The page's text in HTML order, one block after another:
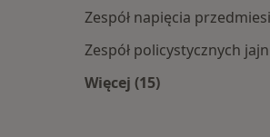
Zespół napięcia
Zespół policystycznych
Więcej (15)